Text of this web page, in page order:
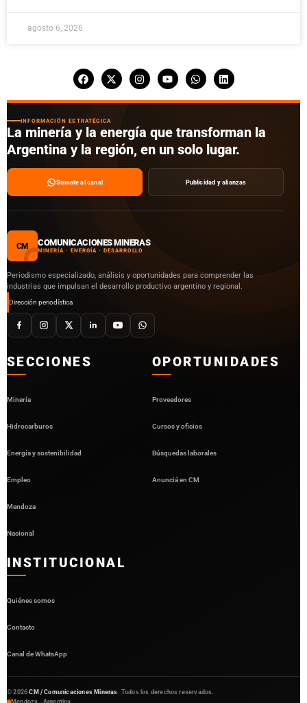
agosto 6, 2026
INFORMACIÓN ESTRATÉGICA
La minería y la energía que transforman la
Argentina y la región, en un solo lugar.
Sumate al canal Publicidad y alianzas
CM COMUNICACIONES MINERAS
MINERÍA · ENERGÍA · DESARROLLO
Periodismo especializado, análisis y oportunidades para comprender las
industrias que impulsan el desarrollo productivo argentino y regional.
Dirección periodística
SECCIONES
Minería
Hidrocarburos
Energía y sostenibilidad
Empleo
Mendoza
Nacional
OPORTUNIDADES
Proveedores
Cursos y oficios
Búsquedas laborales
Anunciá en CM
INSTITUCIONAL
Quiénes somos
Contacto
Canal de WhatsApp
©2026 CM / Comunicaciones Mineras . Todos los derechos reservados.
Mendoza · Argentina